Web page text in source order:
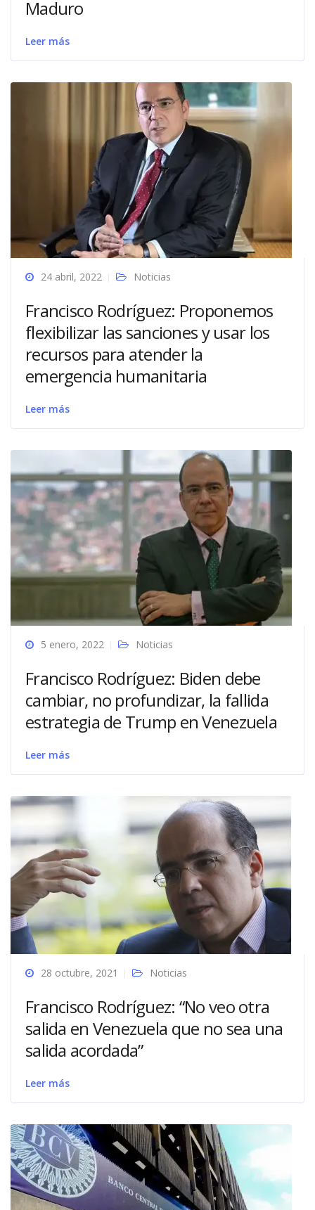
Maduro
Leer más
24 abril, 2022 Noticias
Francisco Rodríguez: Proponemos
flexibilizar las sanciones y usar los
recursos para atender la
emergencia humanitaria
Leer más
5 enero, 2022 Noticias
Francisco Rodríguez: Biden debe
cambiar, no profundizar, la fallida
estrategia de Trump en Venezuela
Leer más
28 octubre, 2021 Noticias
Francisco Rodríguez: “No veo otra
salida en Venezuela que no sea una
salida acordada”
Leer más